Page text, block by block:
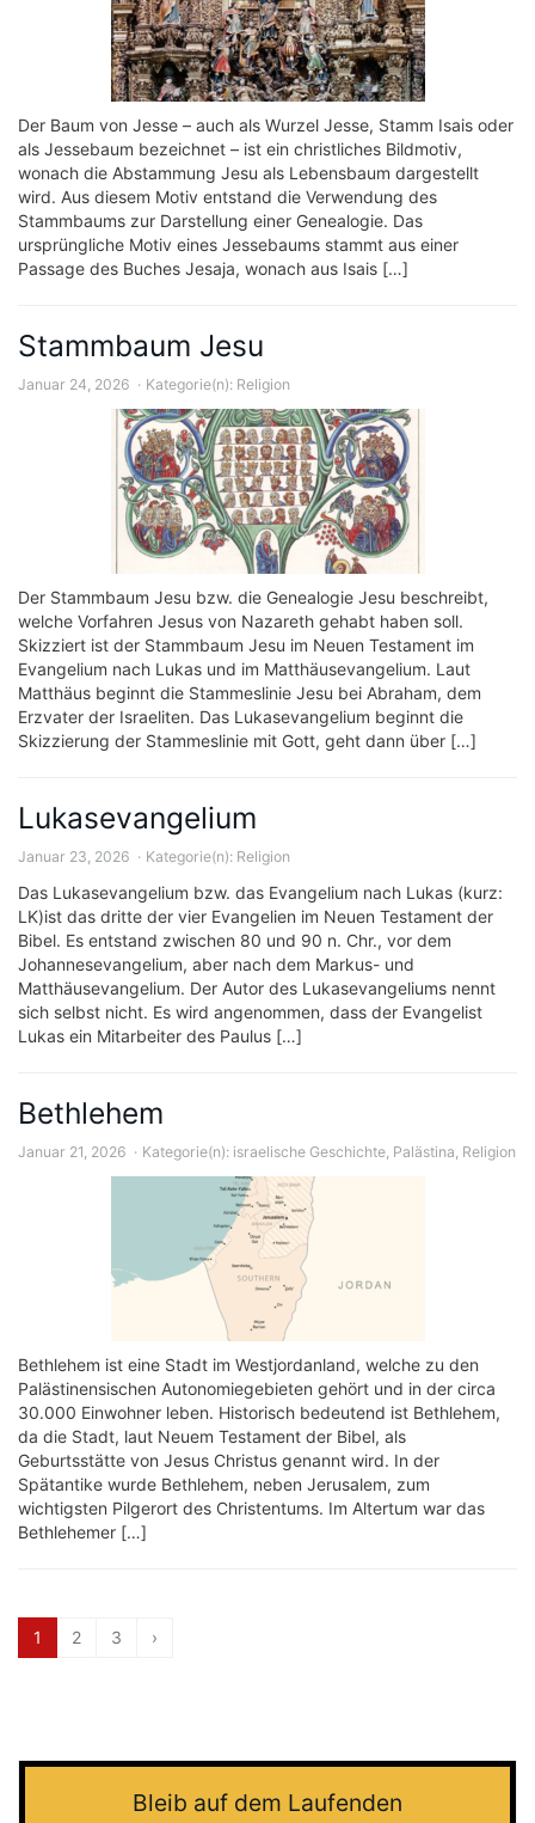
Der Baum von Jesse – auch als Wurzel Jesse, Stamm Isais oder
als Jessebaum bezeichnet – ist ein christliches Bildmotiv,
wonach die Abstammung Jesu als Lebensbaum dargestellt
wird. Aus diesem Motiv entstand die Verwendung des
Stammbaums zur Darstellung einer Genealogie. Das
ursprüngliche Motiv eines Jessebaums stammt aus einer
Passage des Buches Jesaja, wonach aus Isais […]
Stammbaum Jesu
Januar 24, 2026 Kategorie(n): Religion
Der Stammbaum Jesu bzw. die Genealogie Jesu beschreibt,
welche Vorfahren Jesus von Nazareth gehabt haben soll.
Skizziert ist der Stammbaum Jesu im Neuen Testament im
Evangelium nach Lukas und im Matthäusevangelium. Laut
Matthäus beginnt die Stammeslinie Jesu bei Abraham, dem
Erzvater der Israeliten. Das Lukasevangelium beginnt die
Skizzierung der Stammeslinie mit Gott, geht dann über […]
Lukasevangelium
Januar 23, 2026 Kategorie(n): Religion
Das Lukasevangelium bzw. das Evangelium nach Lukas (kurz:
LK)ist das dritte der vier Evangelien im Neuen Testament der
Bibel. Es entstand zwischen 80 und 90 n. Chr., vor dem
Johannesevangelium, aber nach dem Markus- und
Matthäusevangelium. Der Autor des Lukasevangeliums nennt
sich selbst nicht. Es wird angenommen, dass der Evangelist
Lukas ein Mitarbeiter des Paulus […]
Bethlehem
Januar 21, 2026 Kategorie(n): israelische Geschichte, Palästina, Religion
Bethlehem ist eine Stadt im Westjordanland, welche zu den
Palästinensischen Autonomiegebieten gehört und in der circa
30.000 Einwohner leben. Historisch bedeutend ist Bethlehem,
da die Stadt, laut Neuem Testament der Bibel, als
Geburtsstätte von Jesus Christus genannt wird. In der
Spätantike wurde Bethlehem, neben Jerusalem, zum
wichtigsten Pilgerort des Christentums. Im Altertum war das
Bethlehemer […]
1 2 3 ›
Bleib auf dem Laufenden